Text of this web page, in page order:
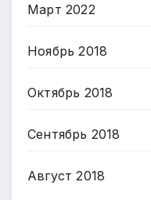
Март 2022
Ноябрь 2018
Октябрь 2018
Сентябрь 2018
Август 2018